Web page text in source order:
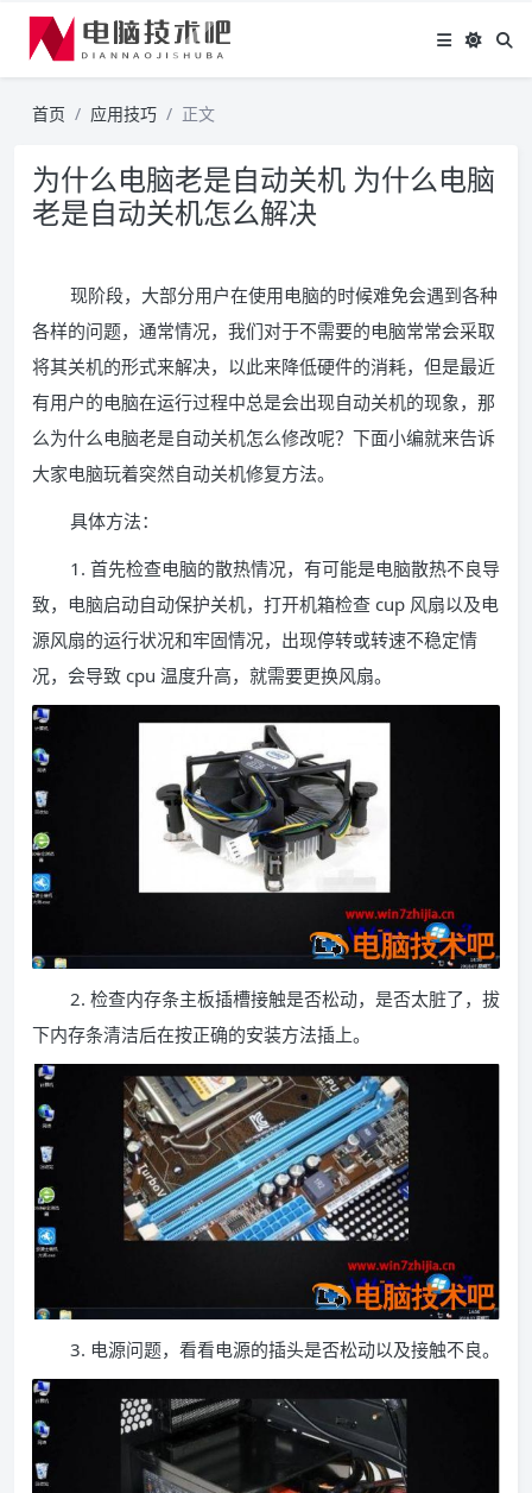
首页 应用技巧 正文
为什么电脑老是自动关机 为什么电脑
老是自动关机怎么解决
现阶段，大部分用户在使用电脑的时候难免会遇到各种
各样的问题，通常情况，我们对于不需要的电脑常常会采取
将其关机的形式来解决，以此来降低硬件的消耗，但是最近
有用户的电脑在运行过程中总是会出现自动关机的现象，那
么为什么电脑老是自动关机怎么修改呢？下面小编就来告诉
大家电脑玩着突然自动关机修复方法。
具体方法：
1. 首先检查电脑的散热情况，有可能是电脑散热不良导
致，电脑启动自动保护关机，打开机箱检查 cup 风扇以及电
源风扇的运行状况和牢固情况，出现停转或转速不稳定情
况，会导致 cpu 温度升高，就需要更换风扇。
2. 检查内存条主板插槽接触是否松动，是否太脏了，拔
下内存条清洁后在按正确的安装方法插上。
3. 电源问题，看看电源的插头是否松动以及接触不良。